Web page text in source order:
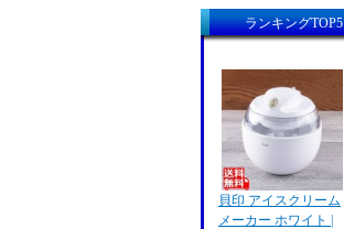
ランキングTOP5
貝印 アイスクリーム
メーカー ホワイト |